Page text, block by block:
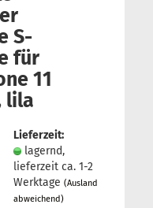
S-​
für
11
lila
Lieferzeit:
lagernd,
lieferzeit ca. 1-2
Werktage(Ausland
abweichend)